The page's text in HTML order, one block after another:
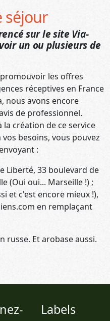
séjour
sur le site Via-
un ou plusieurs de
les offres
réceptives en France
nous avons encore
de professionnel.
création de ce service
besoins, vous pouvez
:
Liberté, 33 boulevard de
(Oui oui... Marseille !) ;
et c'est encore mieux !),
en remplaçant
russe. Et arobase aussi.
Labels